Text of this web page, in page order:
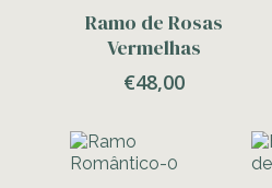
Ramo de Rosas
Vermelhas
€48,00